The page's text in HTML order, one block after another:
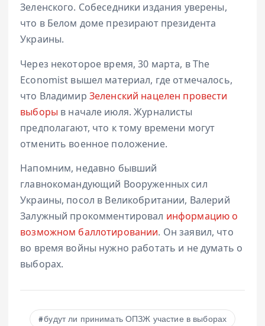
Зеленского. Собеседники издания уверены,
что в Белом доме презирают президента
Украины.
Через некоторое время, 30 марта, в The
Economist вышел материал, где отмечалось,
что Владимир Зеленский нацелен провести
выборы в начале июля. Журналисты
предполагают, что к тому времени могут
отменить военное положение.
Напомним, недавно бывший
главнокомандующий Вооруженных сил
Украины, посол в Великобритании, Валерий
Залужный прокомментировал информацию о
возможном баллотировании. Он заявил, что
во время войны нужно работать и не думать о
выборах.
будут ли принимать ОПЗЖ участие в выборах